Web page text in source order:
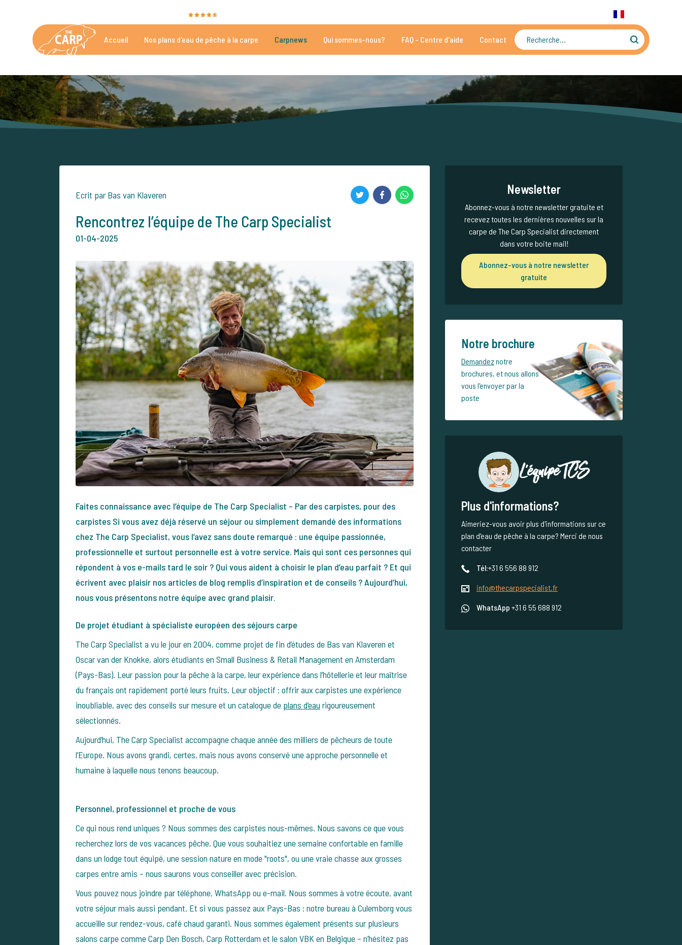
Accueil Nos plans d'eau de pêche à la carpe Carpnews Qui sommes-nous? FAQ - Centre d'aide Contact
Ecrit par Bas van Klaveren
Rencontrez l’équipe de The Carp Specialist
01-04-2025
Faites connaissance avec l’équipe de The Carp Specialist – Par des carpistes, pour des
carpistes Si vous avez déjà réservé un séjour ou simplement demandé des informations
chez The Carp Specialist, vous l’avez sans doute remarqué : une équipe passionnée,
professionnelle et surtout personnelle est à votre service. Mais qui sont ces personnes qui
répondent à vos e-mails tard le soir ? Qui vous aident à choisir le plan d’eau parfait ? Et qui
écrivent avec plaisir nos articles de blog remplis d’inspiration et de conseils ? Aujourd’hui,
nous vous présentons notre équipe avec grand plaisir.
De projet étudiant à spécialiste européen des séjours carpe
The Carp Specialist a vu le jour en 2004, comme projet de fin d’études de Bas van Klaveren et
Oscar van der Knokke, alors étudiants en Small Business & Retail Management en Amsterdam
(Pays-Bas). Leur passion pour la pêche à la carpe, leur expérience dans l’hôtellerie et leur maîtrise
du français ont rapidement porté leurs fruits. Leur objectif : offrir aux carpistes une expérience
inoubliable, avec des conseils sur mesure et un catalogue de plans d’eau rigoureusement
sélectionnés.
Aujourd’hui, The Carp Specialist accompagne chaque année des milliers de pêcheurs de toute
l’Europe. Nous avons grandi, certes, mais nous avons conservé une approche personnelle et
humaine à laquelle nous tenons beaucoup.
Personnel, professionnel et proche de vous
Ce qui nous rend uniques ? Nous sommes des carpistes nous-mêmes. Nous savons ce que vous
recherchez lors de vos vacances pêche. Que vous souhaitiez une semaine confortable en famille
dans un lodge tout équipé, une session nature en mode "roots", ou une vraie chasse aux grosses
carpes entre amis – nous saurons vous conseiller avec précision.
Vous pouvez nous joindre par téléphone, WhatsApp ou e-mail. Nous sommes à votre écoute, avant
votre séjour mais aussi pendant. Et si vous passez aux Pays-Bas : notre bureau à Culemborg vous
accueille sur rendez-vous, café chaud garanti. Nous sommes également présents sur plusieurs
salons carpe comme Carp Den Bosch, Carp Rotterdam et le salon VBK en Belgique – n’hésitez pas
Newsletter
Abonnez-vous à notre newsletter gratuite et
recevez toutes les dernières nouvelles sur la
carpe de The Carp Specialist directement
dans votre boite mail!
Abonnez-vous à notre newsletter
gratuite
Notre brochure
Demandeznotre
brochures, et nous allons
vous l'envoyer par la
poste
L'équipe TCS
Plus d'informations?
Aimeriez-vous avoir plus d'informations sur ce
plan d'eau de pêche à la carpe? Merci de nous
contacter
Tél:+31 6 556 88 912
info@thecarpspecialist.fr
WhatsApp +31 6 55 688 912